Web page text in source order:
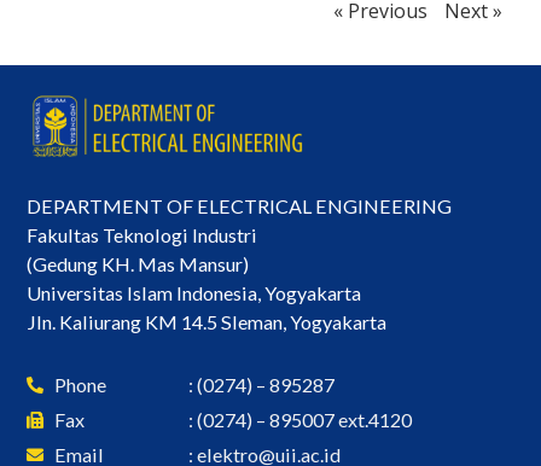
« Previous Next »
DEPARTMENT OF ELECTRICAL ENGINEERING
Fakultas Teknologi Industri
(Gedung KH. Mas Mansur)
Universitas Islam Indonesia, Yogyakarta
Jln. Kaliurang KM 14.5 Sleman, Yogyakarta
Phone
Fax
Email
: (0274) – 895287
: (0274) – 895007 ext.4120
: elektro@uii.ac.id